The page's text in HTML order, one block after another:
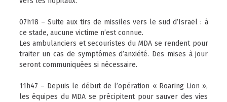
07h18 – Suite aux tirs de missiles vers le sud d’Israël : à
ce stade, aucune victime n’est connue.
Les ambulanciers et secouristes du MDA se rendent pour
traiter un cas de symptômes d’anxiété. Des mises à jour
seront communiquées si nécessaire.
11h47 – Depuis le début de l’opération « Roaring Lion »,
les équipes du MDA se précipitent pour sauver des vies